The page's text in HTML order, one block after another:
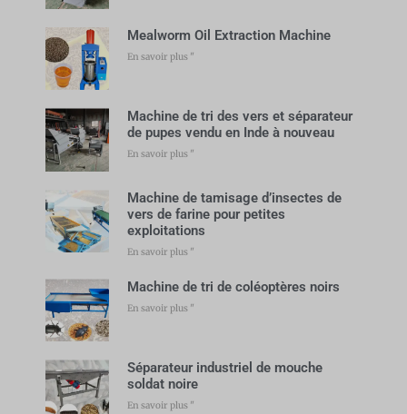
Mealworm Oil Extraction Machine
En savoir plus "
Machine de tri des vers et séparateur
de pupes vendu en Inde à nouveau
En savoir plus "
Machine de tamisage d’insectes de
vers de farine pour petites
exploitations
En savoir plus "
Machine de tri de coléoptères noirs
En savoir plus "
Séparateur industriel de mouche
soldat noire
En savoir plus "